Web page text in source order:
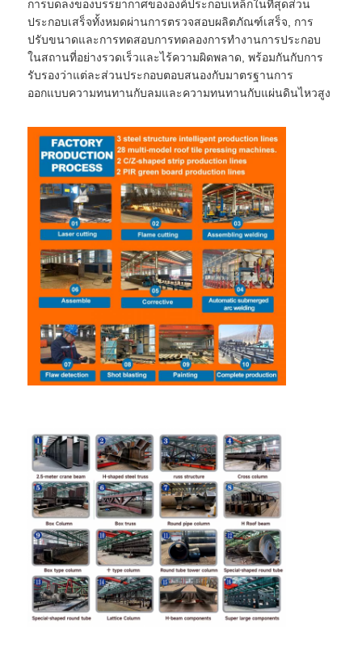
การบดลงของบรรยากาศขององค์ประกอบเหล็กในที่สุดส่วน
ประกอบเสร็จทั้งหมดผ่านการตรวจสอบผลิตภัณฑ์เสร็จ, การ
ปรับขนาดและการทดสอบการทดลองการทํางานการประกอบ
ในสถานที่อย่างรวดเร็วและไร้ความผิดพลาด, พร้อมกันกับการ
รับรองว่าแต่ละส่วนประกอบตอบสนองกับมาตรฐานการ
ออกแบบความทนทานกับลมและความทนทานกับแผ่นดินไหวสูง